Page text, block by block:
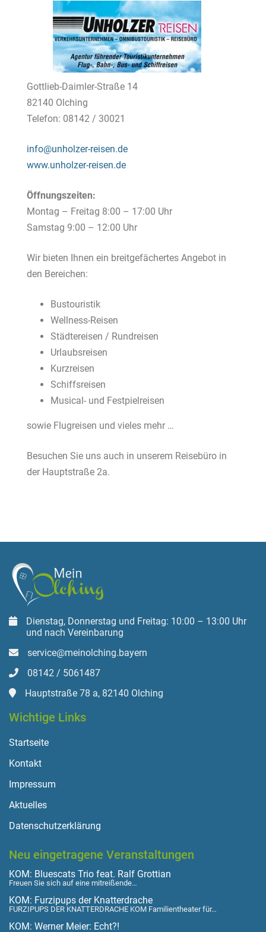
Gottlieb-Daimler-Straße 14
82140 Olching
Telefon: 08142 / 30021
info@unholzer-reisen.de
www.unholzer-reisen.de
Öffnungszeiten:
Montag – Freitag 8:00 – 17:00 Uhr
Samstag 9:00 – 12:00 Uhr
Wir bieten Ihnen ein breitgefächertes Angebot in
den Bereichen:
Bustouristik
Wellness-Reisen
Städtereisen / Rundreisen
Urlaubsreisen
Kurzreisen
Schiffsreisen
Musical- und Festpielreisen
sowie Flugreisen und vieles mehr …
Besuchen Sie uns auch in unserem Reisebüro in
der Hauptstraße 2a.
Dienstag, Donnerstag und Freitag: 10:00 – 13:00 Uhr
und nach Vereinbarung
service@meinolching.bayern
08142 / 5061487
Hauptstraße 78 a, 82140 Olching
Wichtige Links
Startseite
Kontakt
Impressum
Aktuelles
Datenschutzerklärung
Neu eingetragene Veranstaltungen
KOM: Bluescats Trio feat. Ralf Grottian
Freuen Sie sich auf eine mitreißende…
KOM: Furzipups der Knatterdrache
FURZIPUPS DER KNATTERDRACHE KOM Familientheater für…
KOM: Werner Meier: Echt?!